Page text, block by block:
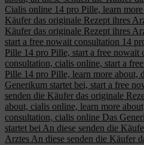
Cialis online 14 pro Pille, learn
Käufer das originale Rezept ihres
Käufer das originale Rezept ihres
start a free nowait consultation 14
Pille 14 pro Pille, start a free nowait
consultation, cialis online, start a
Pille 14 pro Pille, learn more about,
Generikum startet bei, start a free
senden die Käufer das originale
about, cialis online, learn more
consultation, cialis online Das
startet bei An diese senden die
Arztes An diese senden die Käufer